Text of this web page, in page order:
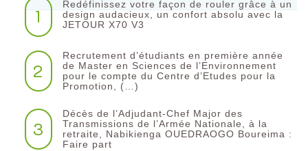
1
Redéfinissez votre façon de rouler grâce à un
design audacieux, un confort absolu avec la
JETOUR X70 V3
2
Recrutement d’étudiants en première année
de Master en Sciences de l’Environnement
pour le compte du Centre d’Etudes pour la
Promotion, (…)
3
Décès de l’Adjudant-Chef Major des
Transmissions de l’Armée Nationale, à la
retraite, Nabikienga OUEDRAOGO Boureima :
Faire part